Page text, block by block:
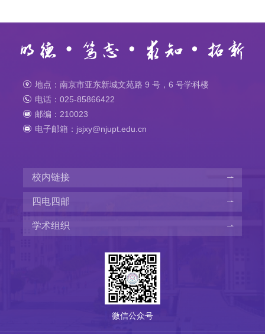
地点：南京市亚东新城文苑路 9 号，6 号学科楼
电话：025-85866422
邮编：210023
电子邮箱：jsjxy@njupt.edu.cn
校内链接
四电四邮
学术组织
微信公众号